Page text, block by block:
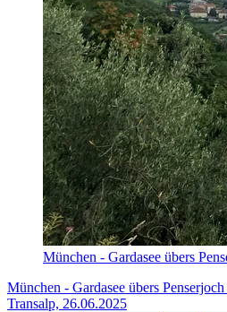
München - Gardasee übers
München - Gardasee übers
Transalp, 26.06.2025